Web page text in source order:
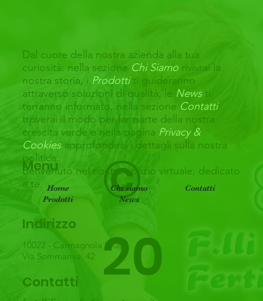
©
20
Dal cuore della nostra azienda alla tua
curiosità: nella sezione Chi Siamo rivivrai la
nostra storia, i Prodotti ti guideranno
attraverso soluzioni di qualità, le News ti
terranno informato, nella sezione Contatti
troverai il modo per far parte della nostra
crescita verde e nella pagina Privacy &
Cookies approfondirai i dettagli sulla nostra
politica.
Benvenuto nel nostro spazio virtuale, dedicato
a te.
Indirizzo
10022 - Carmagnola (TO)
Via Sommariva, 42
Contatti
Menu
Home Chi siamo
Contatti
Prodotti
News